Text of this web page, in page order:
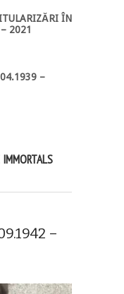
ÎN
2021
–
–